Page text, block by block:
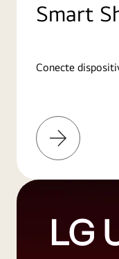
Smart
Conecte
Saiba
mais
LG